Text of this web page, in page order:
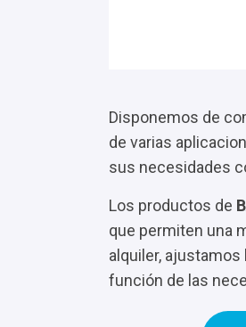
Disponemos de
de varias
sus necesidades
Los productos de
que permiten una
alquiler,
función de las